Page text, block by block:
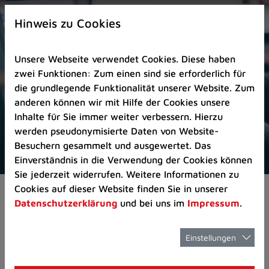
Zur
Startseite
Zum
Seitenanfang
springen
(Schnelltaste
A)
Zur
Navigation/Menü
springen
(Schnelltaste
M)
Zur
8)
Pressemeldungen Förderung der
Förderung der
Hinweis zu Cookies
Unsere Webseite verwendet Cookies. Diese haben
zwei Funktionen: Zum einen sind sie erforderlich für
die grundlegende Funktionalität unserer Website. Zum
anderen können wir mit Hilfe der Cookies unsere
Inhalte für Sie immer weiter verbessern. Hierzu
werden pseudonymisierte Daten von Website-
Besuchern gesammelt und ausgewertet. Das
Einverständnis in die Verwendung der Cookies können
Sie jederzeit widerrufen. Weitere Informationen zu
Cookies auf dieser Website finden Sie in unserer
Datenschutzerklärung und bei uns im Impressum.
Einstellungen